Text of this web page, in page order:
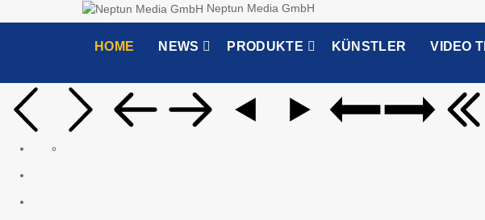
Neptun Media GmbH
HOME NEWS PRODUKTE KÜNSTLER VIDEO